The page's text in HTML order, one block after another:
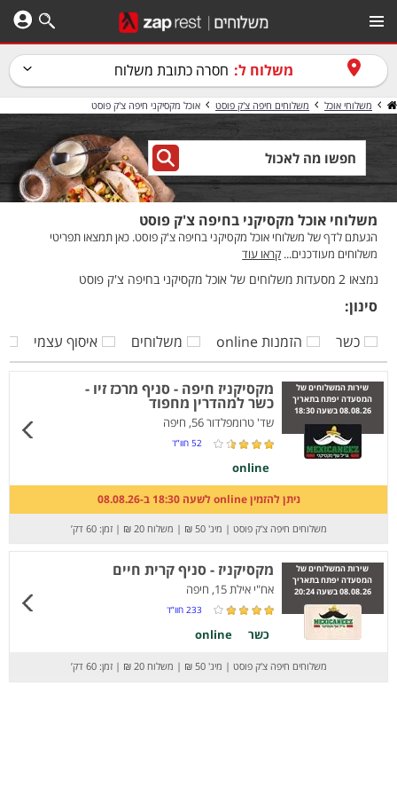
משלוח ל: חסרה כתובת משלוח
משלוחי אוכל משלוחים חיפה צ'ק פוסט אוכל מקסיקני חיפה צ'ק פוסט
משלוחי אוכל מקסיקני בחיפה צ'ק פוסט
הגעתם לדף של משלוחי אוכל מקסיקני בחיפה צ'ק פוסט. כאן תמצאו תפריטי
משלוחים מעודכנים... קראו עוד
נמצאו 2 מסעדות משלוחים של אוכל מקסיקני בחיפה צ'ק פוסט
סינון:
כשר
הזמנות online משלוחים איסוף עצמי
שירות המשלוחים של
המסעדה יפתח בתאריך
08.08.26 בשעה 18:30
מקסיקניז חיפה - סניף מרכז זיו -
כשר למהדרין מחפוד
שד' טרומפלדור 56, חיפה
52 חוו”ד
online
ניתן להזמין online לשעה 18:30 ב-08.08.26
משלוחים חיפה צ'ק פוסט | מינ' 50 ₪ | משלוח 20 ₪ | זמן: 60 דק’
שירות המשלוחים של
המסעדה יפתח בתאריך
08.08.26 בשעה 20:24
מקסיקניז - סניף קרית חיים
אח"י אילת 15, חיפה
233 חוו”ד
כשר online
משלוחים חיפה צ'ק פוסט | מינ' 50 ₪ | משלוח 20 ₪ | זמן: 60 דק’